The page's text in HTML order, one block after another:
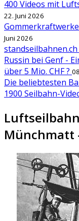
400 Videos mit
22. Juni 2026
Juni 2026
Russin bei Genf -
über 5 Mio. CHF ?
Die beliebtesten
1900 Seilbahn-
Münchmatt